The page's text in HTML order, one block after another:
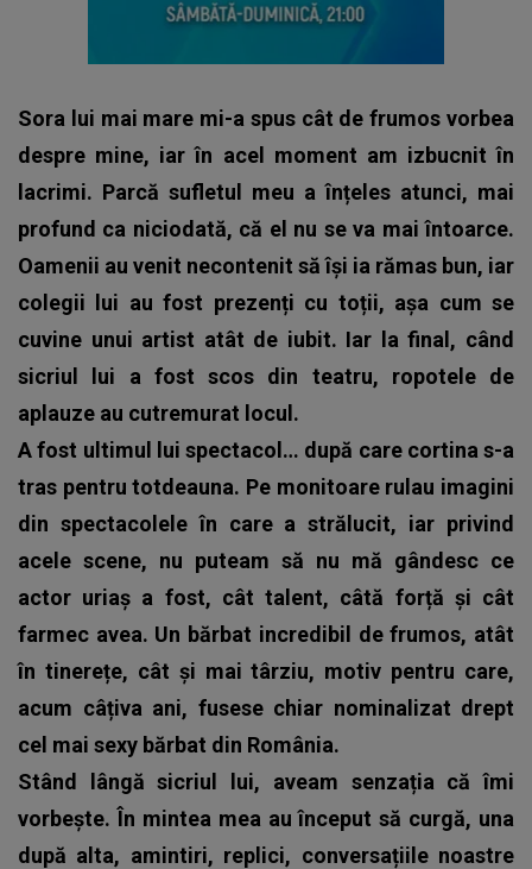
Sora lui mai mare mi-a spus cât de frumos vorbea
despre mine, iar în acel moment am izbucnit în
lacrimi. Parcă sufletul meu a înțeles atunci, mai
profund ca niciodată, că el nu se va mai întoarce.
Oamenii au venit necontenit să își ia rămas bun, iar
colegii lui au fost prezenți cu toții, așa cum se
cuvine unui artist atât de iubit. Iar la final, când
sicriul lui a fost scos din teatru, ropotele de
aplauze au cutremurat locul.
A fost ultimul lui spectacol… după care cortina s-a
tras pentru totdeauna. Pe monitoare rulau imagini
din spectacolele în care a strălucit, iar privind
acele scene, nu puteam să nu mă gândesc ce
actor uriaș a fost, cât talent, câtă forță și cât
farmec avea. Un bărbat incredibil de frumos, atât
în tinerețe, cât și mai târziu, motiv pentru care,
acum câțiva ani, fusese chiar nominalizat drept
cel mai sexy bărbat din România.
Stând lângă sicriul lui, aveam senzația că îmi
vorbește. În mintea mea au început să curgă, una
după alta, amintiri, replici, conversațiile noastre